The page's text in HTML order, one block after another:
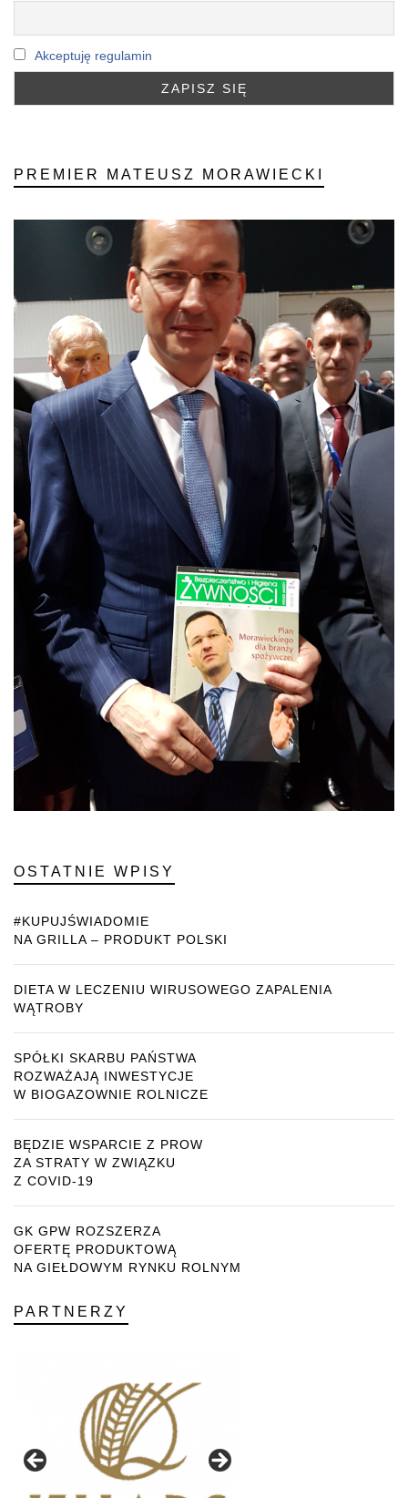
Akceptuję regulamin
PREMIER MATEUSZ MORAWIECKI
OSTATNIE WPISY
#KUPUJŚWIADOMIE
NA GRILLA – PRODUKT POLSKI
DIETA W LECZENIU WIRUSOWEGO ZAPALENIA
WĄTROBY
SPÓŁKI SKARBU PAŃSTWA
ROZWAŻAJĄ INWESTYCJE
W BIOGAZOWNIE ROLNICZE
BĘDZIE WSPARCIE Z PROW
ZA STRATY W ZWIĄZKU
Z COVID-19
GK GPW ROZSZERZA
OFERTĘ PRODUKTOWĄ
NA GIEŁDOWYM RYNKU ROLNYM
PARTNERZY